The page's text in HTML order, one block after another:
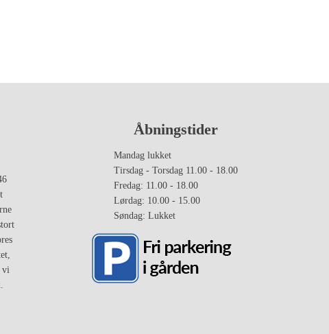
vi
Åbningstider
Mandag lukket
Tirsdag - Torsdag 11.00 - 18.00
Fredag: 11.00 - 18.00
Lørdag: 10.00 - 15.00
Søndag: Lukket